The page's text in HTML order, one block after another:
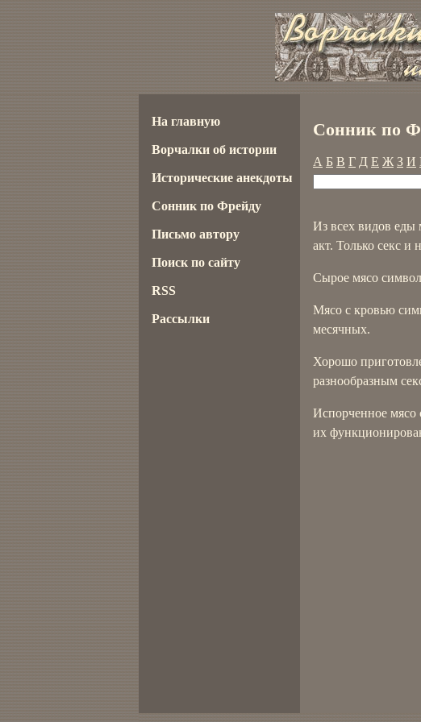
Сонник по
А Б В Г Д Е Ж З И
Из всех видов еды
акт. Только секс
Сырое мясо
Мясо с кровью
месячных.
Хорошо
разнообразным
Испорченное мясо
их
На главную
Ворчалки об истории
Исторические анекдоты
Сонник по Фрейду
Письмо автору
Поиск по сайту
RSS
Рассылки